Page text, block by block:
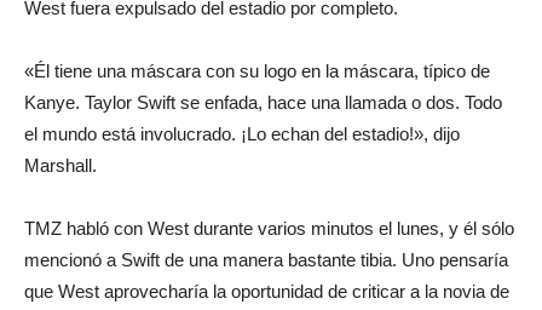
West fuera expulsado del estadio por completo.
«Él tiene una máscara con su logo en la máscara, típico de
Kanye. Taylor Swift se enfada, hace una llamada o dos. Todo
el mundo está involucrado. ¡Lo echan del estadio!», dijo
Marshall.
TMZ habló con West durante varios minutos el lunes, y él sólo
mencionó a Swift de una manera bastante tibia. Uno pensaría
que West aprovecharía la oportunidad de criticar a la novia de